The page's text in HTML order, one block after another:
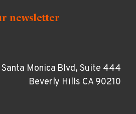
Monica Blvd, Suite 444
Beverly Hills CA 90210